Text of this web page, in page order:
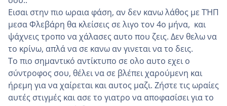
Εισαι στην πιο ωραια φάση, αν δεν κανω λάθος με ΤΉΠ
μεσα Φλεβάρη θα κλείσεις σε λιγο τον 4ο μήνα, και
ψάχνεις τροπο να χάλασες αυτο που ζεις. Δεν θελω να
το κρίνω, απλά να σε κανω αν γινεται να το δεις.
Το πιο σημαντικό αντίκτυπο σε ολο αυτο εχει ο
σύντροφος σου, θέλει να σε βλέπει χαρούμενη και
ήρεμη για να χαίρεται και αυτος μαζι. Ζήστε τις ωραίες
αυτές στιγμές και ασε το γιατρο να αποφασίσει για το